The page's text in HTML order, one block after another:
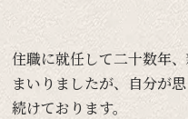
住職に就任して二十数年、
まいりましたが、自分が
続けております。